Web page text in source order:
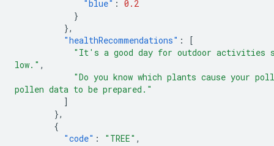
"blue" : 0.2
}
},
"healthRecommendations" :
[
"It's a good day for outdoor activities
low." ,
"Do you know which plants cause your
pollen data to be prepared."
]
},
{
"code" : "TREE" ,